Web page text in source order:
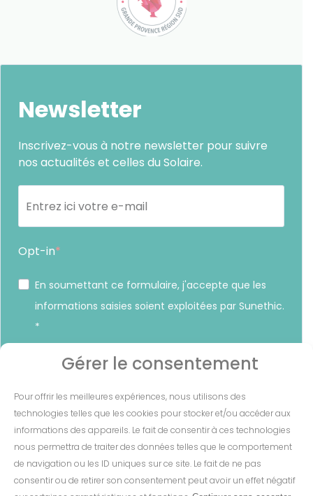
Gérer le consentement
Pour offrir les meilleures expériences, nous utilisons des
technologies telles que les cookies pour stocker et/ou accéder aux
informations des appareils. Le fait de consentir à ces technologies
nous permettra de traiter des données telles que le comportement
de navigation ou les ID uniques sur ce site. Le fait de ne pas
consentir ou de retirer son consentement peut avoir un effet négatif
Newsletter
Inscrivez-vous à notre newsletter pour suivre
nos actualités et celles du Solaire.
Opt-in
En soumettant ce formulaire, j'accepte que les
informations saisies soient exploitées par Sunethic.
*
Vous pouvez vous désinscrire à tout moment en cliquant sur
S'INSCRIRE